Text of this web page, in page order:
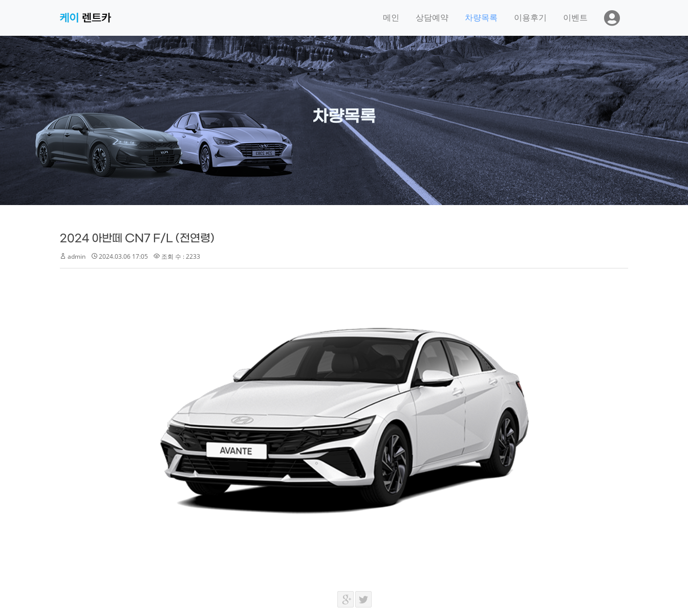
메인 상담예약 차량목록 이용후기 이벤트
차량목록
2024 아반떼 CN7 F/L (전연령)
admin 2024.03.06 17:05 조회 수 : 2233